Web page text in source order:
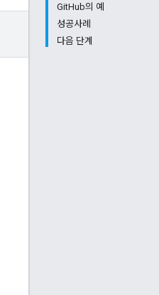
GitHub의 예
성공사례
다음 단계